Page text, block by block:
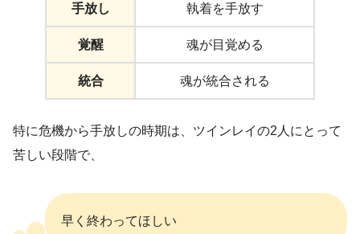
手放し 執着を手放す
覚醒 魂が目覚める
統合 魂が統合される
特に危機から手放しの時期は、ツインレイの2人にとって
苦しい段階で、
早く終わってほしい